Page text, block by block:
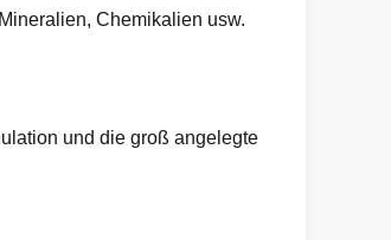
Chemikalien usw.
und die groß angelegte